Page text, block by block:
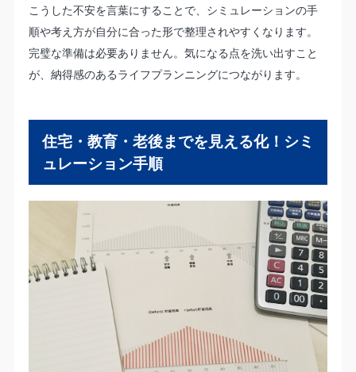
こうした不安を言葉にすることで、シミュレーションの手
順や考え方が自分に合った形で整理されやすくなります。
完璧な準備は必要ありません。気になる点を洗い出すこと
が、納得感のあるライフプランニングにつながります。
住宅・教育・老後までを見える化！シミ
ュレーション手順